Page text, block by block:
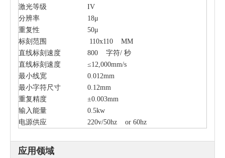
激光等级
IV
分辨率
18μ
重复性
50μ
标刻范围
110x110 MM
直线标刻速度
800 字符/ 秒
直线标刻速度
≤12,000mm/s
最小线宽
0.012mm
最小字符尺寸
0.12mm
重复精度
±0.003mm
输入能量
0.5kw
电源供应
220v/50hz or 60hz
应用领域